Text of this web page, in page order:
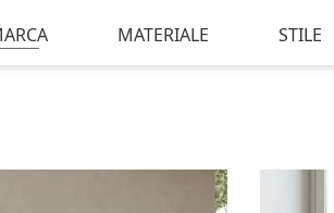
MATERIALE STILE